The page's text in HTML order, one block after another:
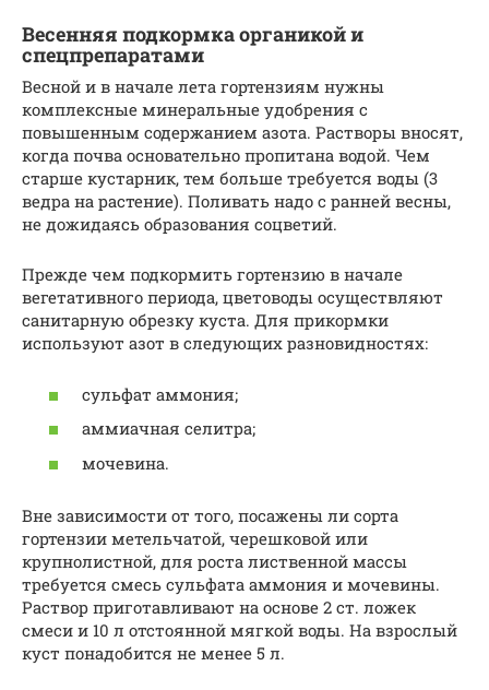
Весенняя подкормка органикой и
спецпрепаратами
Весной и в начале лета гортензиям нужны
комплексные минеральные удобрения с
повышенным содержанием азота. Растворы вносят,
когда почва основательно пропитана водой. Чем
старше кустарник, тем больше требуется воды (3
ведра на растение). Поливать надо с ранней весны,
не дожидаясь образования соцветий.
Прежде чем подкормить гортензию в начале
вегетативного периода, цветоводы осуществляют
санитарную обрезку куста. Для прикормки
используют азот в следующих разновидностях:
сульфат аммония;
аммиачная селитра;
мочевина.
Вне зависимости от того, посажены ли сорта
гортензии метельчатой, черешковой или
крупнолистной, для роста лиственной массы
требуется смесь сульфата аммония и мочевины.
Раствор приготавливают на основе 2 ст. ложек
смеси и 10 л отстоянной мягкой воды. На взрослый
куст понадобится не менее 5 л.